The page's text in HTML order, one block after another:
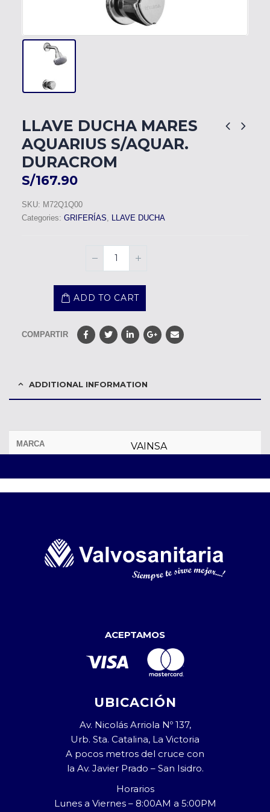
LLAVE DUCHA MARES
AQUARIUS S/AQUAR.
DURACROM
S/167.90
SKU: M72Q1Q00
Categories: GRIFERÍAS, LLAVE DUCHA
ADD TO CART
COMPARTIR
ADDITIONAL INFORMATION
MARCA VAINSA
ACEPTAMOS
UBICACIÓN
Av. Nicolás Arriola Nº 137,
Urb. Sta. Catalina, La Victoria
A pocos metros del cruce con
la Av. Javier Prado – San Isidro.
Horarios
Lunes a Viernes – 8:00AM a 5:00PM